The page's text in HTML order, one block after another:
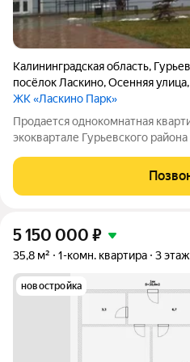
Калининградская область,
посёлок Ласкино,Осенняя улица,
ЖК «Ласкино Парк»
Продается однокомнатная
экоквартале Гурьевского
ухоженный парк с
Бассейн, тенисный корт! Залив в
5 150 000 ₽
35,8 м² 1-комн. квартира 3 этаж
новостройка